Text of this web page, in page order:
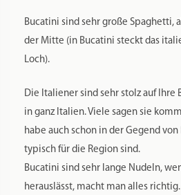
Bucatini sind sehr große Spaghetti,
der Mitte (in Bucatini steckt das
Loch).
Die Italiener sind sehr stolz auf Ihre
in ganz Italien. Viele sagen sie
habe auch schon in der Gegend von
typisch für die Region sind.
Bucatini sind sehr lange Nudeln,
herauslässt, macht man alles